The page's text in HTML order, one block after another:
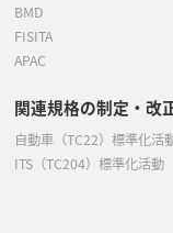
BMD
FISITA
APAC
関連規格の制定・改
自動車（TC22）標準化活
ITS（TC204）標準化活動